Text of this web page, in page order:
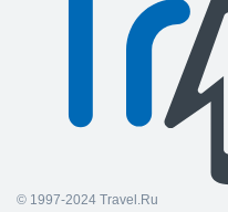
© 1997-2024 Travel.Ru